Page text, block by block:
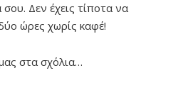
Δεν έχεις τίποτα να
ώρες χωρίς καφέ!
στα σχόλια…